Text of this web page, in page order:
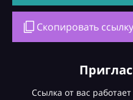
Скопировать
Ссылка от вас